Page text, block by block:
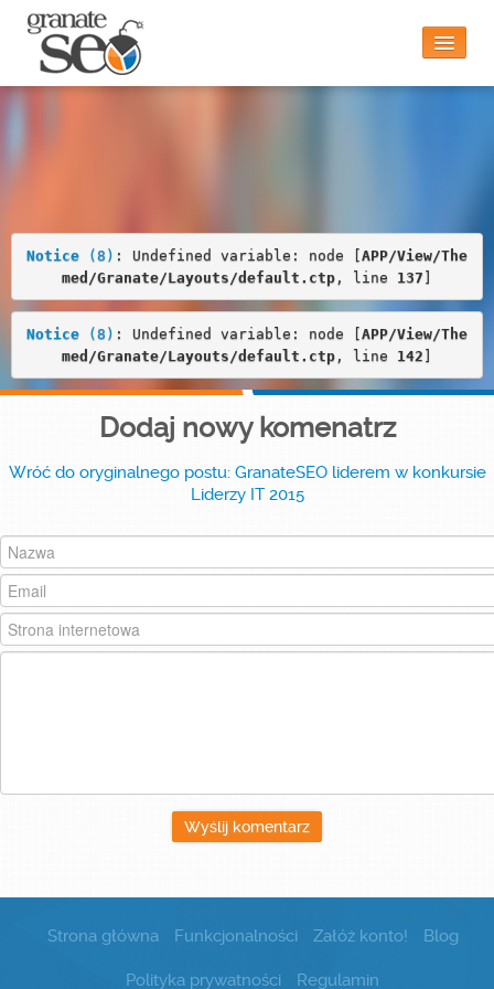
Notice (8): Undefined variable: node [
d/Granate/Layouts/default.ctp
Funkcjonalności
Blog
Kontakt
Załóż konto!
Notice (8) : Undefined variable: node [APP/View/The
med/Granate/Layouts/default.ctp , line 137 ]
Notice (8) : Undefined variable: node [APP/View/The
med/Granate/Layouts/default.ctp , line 142 ]
Dodaj nowy komenatrz
Wróć do oryginalnego postu: GranateSEO liderem w konkursie
Liderzy IT 2015
Wyślij komentarz
Strona główna Funkcjonalności Załóż konto! Blog
Polityka prywatności Regulamin